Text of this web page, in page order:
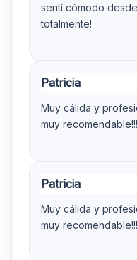
sentí cómodo
totalmente!
Patricia
Muy cálida y
muy
Patricia
Muy cálida y
muy